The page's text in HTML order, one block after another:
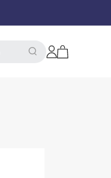
Einloggen
Warenkorb